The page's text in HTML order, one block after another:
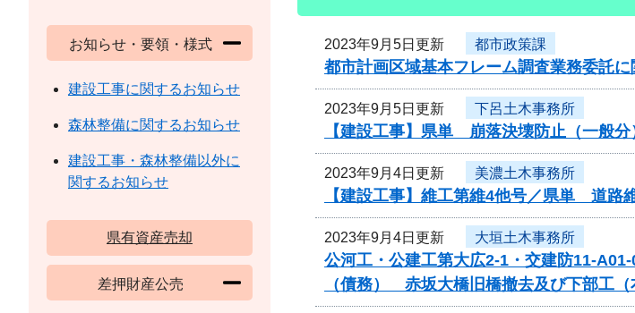
2023年9月5日更新 都市政策課
都市計画区域基本フレーム調査業務委託
2023年9月5日更新 下呂土木事務所
【建設工事】県単 崩落決壊防止（一般
2023年9月4日更新 美濃土木事務所
【建設工事】維工第維4他号／県単 道
2023年9月4日更新 大垣土木事務所
公河工・公建工第大広2-1・交建防11-
（債務） 赤坂大橋旧橋撤去及び下部工
お知らせ・要領・様式
建設工事に関するお知らせ
森林整備に関するお知らせ
建設工事・森林整備以外に
関するお知らせ
県有資産売却
差押財産公売